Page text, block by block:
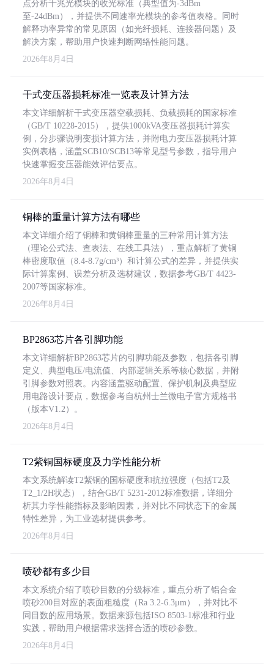
点分析千兆光模块的收光标准（典型值为-3dBm
至-24dBm），并提供不同速率光模块的参考值表格。同时
解释功率异常的常见原因（如光纤损耗、连接器问题）及
解决方案，帮助用户快速判断网络性能问题。
2026年8月4日
干式变压器损耗标准一览表及计算方法
本文详细解析干式变压器空载损耗、负载损耗的国家标准
（GB/T 10228-2015），提供1000kVA变压器损耗计算实
例，分步骤说明变损计算方法，并附电力变压器损耗计算
实例表格，涵盖SCB10/SCB13等常见型号参数，指导用户
快速掌握变压器能效评估要点。
2026年8月4日
铜棒的重量计算方法有哪些
本文详细介绍了铜棒和黄铜棒重量的三种常用计算方法
（理论公式法、查表法、在线工具法），重点解析了黄铜
棒密度取值（8.4-8.7g/cm³）和计算公式的差异，并提供实
际计算案例、误差分析及选材建议，数据参考GB/T 4423-
2007等国家标准。
2026年8月4日
BP2863芯片各引脚功能
本文详细解析BP2863芯片的引脚功能及参数，包括各引脚
定义、典型电压/电流值、内部逻辑关系等核心数据，并附
引脚参数对照表。内容涵盖驱动配置、保护机制及典型应
用电路设计要点，数据参考自杭州士兰微电子官方规格书
（版本V1.2）。
2026年8月4日
T2紫铜国标硬度及力学性能分析
本文系统解读T2紫铜的国标硬度和抗拉强度（包括T2及
T2_1/2H状态），结合GB/T 5231-2012标准数据，详细分
析其力学性能指标及影响因素，并对比不同状态下的金属
特性差异，为工业选材提供参考。
2026年8月4日
喷砂都有多少目
本文系统介绍了喷砂目数的分级标准，重点分析了铝合金
喷砂200目对应的表面粗糙度（Ra 3.2-6.3μm），并对比不
同目数的应用场景。数据来源包括ISO 8503-1标准和行业
实践，帮助用户根据需求选择合适的喷砂参数。
2026年8月4日